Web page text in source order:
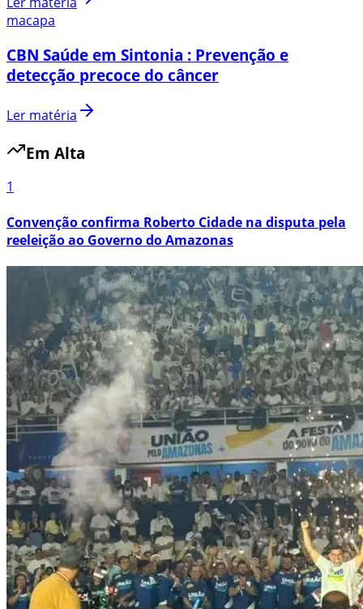
macapa
CBN Saúde em Sintonia : Prevenção e
detecção precoce do câncer
Ler matéria
Em Alta
1
Convenção confirma Roberto Cidade na disputa pela
reeleição ao Governo do Amazonas